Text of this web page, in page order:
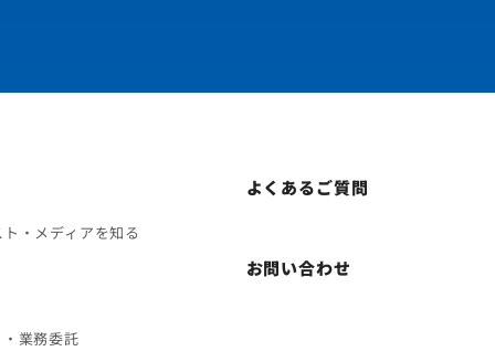
・メディアを知る
業務委託
よくあるご質問
お問い合わせ